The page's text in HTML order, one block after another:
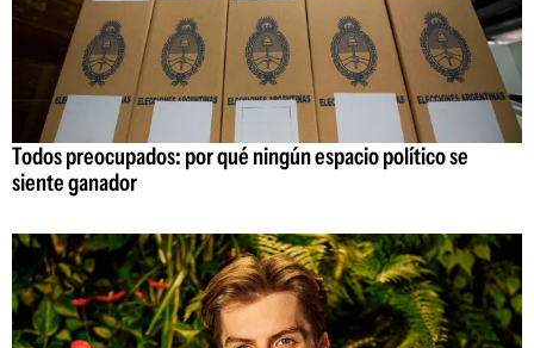
Todos preocupados: por qué ningún espacio político se
siente ganador